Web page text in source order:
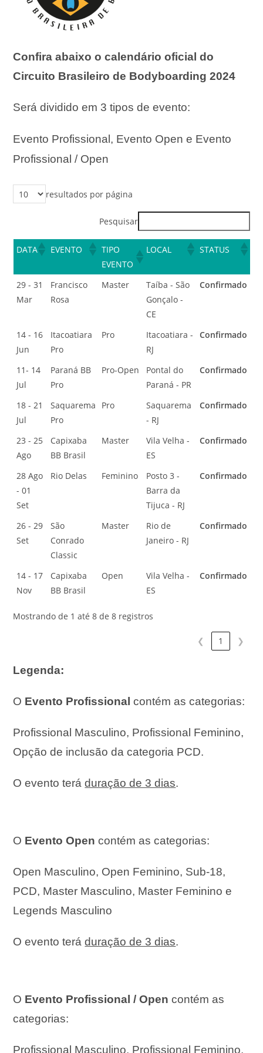
Confira abaixo o calendário oficial do
Circuito Brasileiro de Bodyboarding 2024
Será dividido em 3 tipos de evento:
Evento Profissional, Evento Open e Evento
Profissional / Open
resultados por página
Pesquisar
DATA EVENTO
TIPO
EVENTO
LOCAL STATUS
29 - 31
Mar
Francisco
Rosa
Master
Taíba - São
Gonçalo -
CE
Confirmado
14 - 16
Jun
Itacoatiara
Pro
Pro
Itacoatiara -
RJ
Confirmado
11- 14
Jul
Paraná BB
Pro
Pro-Open
Pontal do
Paraná - PR
Confirmado
18 - 21
Jul
Saquarema
Pro
Pro
Saquarema
- RJ
Confirmado
23 - 25
Ago
Capixaba
BB Brasil
Master
Vila Velha -
ES
Confirmado
28 Ago
- 01
Set
Rio Delas Feminino
Posto 3 -
Barra da
Tijuca - RJ
Confirmado
26 - 29
Set
São
Conrado
Classic
Master
Rio de
Janeiro - RJ
Confirmado
14 - 17
Nov
Capixaba
BB Brasil
Open
Vila Velha -
ES
Confirmado
Mostrando de 1 até 8 de 8 registros
❮ 1 ❯
Legenda:
O Evento Profissional contém as categorias:
Profissional Masculino, Profissional Feminino,
Opção de inclusão da categoria PCD.
O evento teráduração de 3 dias.
O Evento Open contém as categorias:
Open Masculino, Open Feminino, Sub-18,
PCD, Master Masculino, Master Feminino e
Legends Masculino
O evento teráduração de 3 dias.
O Evento Profissional / Open contém as
categorias:
Profissional Masculino, Profissional Feminino,